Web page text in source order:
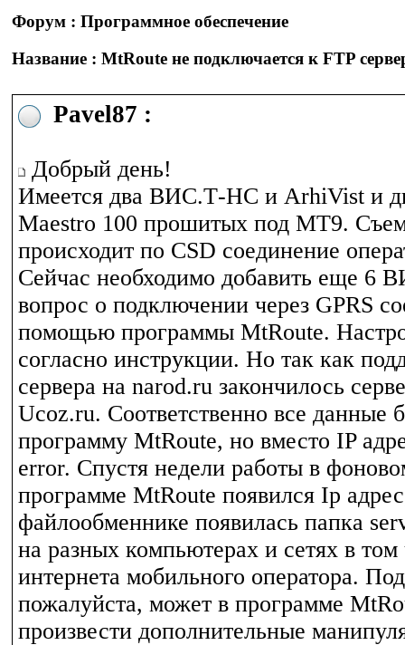
Форум : Программное обеспечение
Название : MtRoute не подключается к FTP
Pavel87 :
Добрый день!
Имеется два ВИС.Т-НС и ArhiVist и
Maestro 100 прошитых под MT9.
происходит по CSD соединение
Сейчас необходимо добавить еще 6
вопрос о подключении через GPRS
помощью программы MtRoute.
согласно инструкции. Но так как
сервера на narod.ru закончилось
Ucoz.ru. Соответственно все данные
программу MtRoute, но вместо IP
error. Спустя недели работы в
программе MtRoute появился Ip
файлообменнике появилась папка
на разных компьютерах и сетях в том
интернета мобильного оператора.
пожалуйста, может в программе
произвести дополнительные